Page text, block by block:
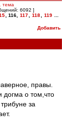
тема
6092 ]
116 117 118 119
Добавить
правы.
о том,что
за